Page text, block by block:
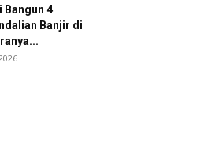
Bangun 4
Banjir di